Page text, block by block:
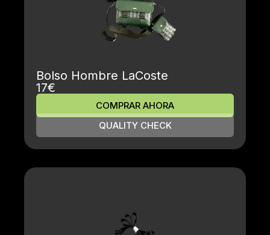
Bolso Hombre LaCoste
17€
COMPRAR AHORA
QUALITY CHECK